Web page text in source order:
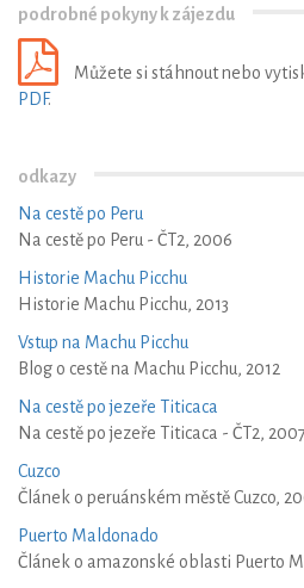
podrobné pokyny k zájezdu
Můžete si stáhnout nebo
PDF.
odkazy
Na cestě po Peru
Na cestě po Peru - ČT2, 2006
Historie Machu Picchu
Historie Machu Picchu, 2013
Vstup na Machu Picchu
Blog o cestě na Machu Picchu, 2012
Na cestě po jezeře Titicaca
Na cestě po jezeře Titicaca - ČT2, 2007
Cuzco
Článek o peruánském městě Cuzco,
Puerto Maldonado
Článek o amazonské oblasti Puerto